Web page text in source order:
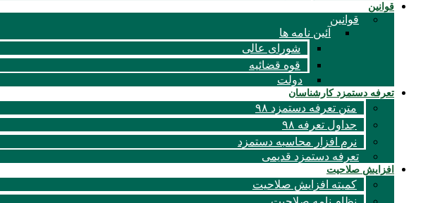
قوانين
قوانین
آئين نامه ها
شورای عالی
قوه قضائیه
دولت
تعرفه دستمزد کارشناسان
متن تعرفه دستمزد ۹۸
جداول تعرفه ۹۸
نرم افزار محاسبه دستمزد
تعرفه دستمزد قدیمی
افزایش صلاحیت
کمیته افزایش صلاحیت